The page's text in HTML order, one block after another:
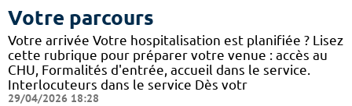
Votre parcours
Votre arrivée Votre hospitalisation est planifiée ? Lisez
cette rubrique pour préparer votre venue : accès au
CHU, Formalités d'entrée, accueil dans le service.
Interlocuteurs dans le service Dès votr
29/04/2026 18:28